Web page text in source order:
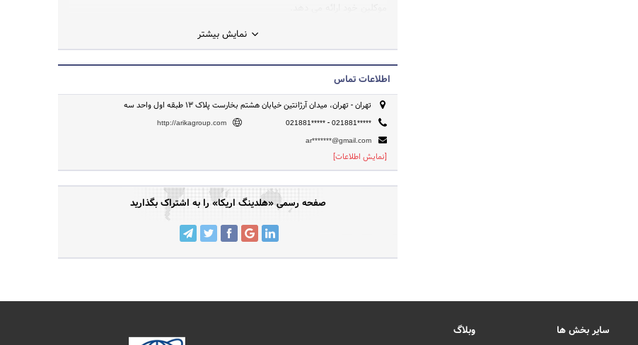
نمایش بیشتر
اطلاعات تماس
تهران - تهران، میدان آرژانتین خیابان هشتم بخارست پلاک 13 طبقه اول واحد سه
021881***** - 021881*****
http://arikagroup.com
ar*******@gmail.com
[نمایش اطلاعات]
صفحه رسمی «هلدینگ اریکا» را به اشتراک بگذارید
سایر بخش ها وبلاگ